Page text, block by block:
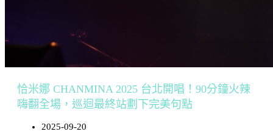
恰米娜 CHANMINA 2025 台北開唱！90分鐘火辣
嗨翻全場，巡迴最終站劃下完美句點
2025-09-20